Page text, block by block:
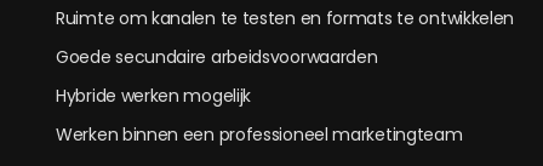
Ruimte om kanalen te testen en formats te ontwikkelen
Goede secundaire arbeidsvoorwaarden
Hybride werken mogelijk
Werken binnen een professioneel marketingteam